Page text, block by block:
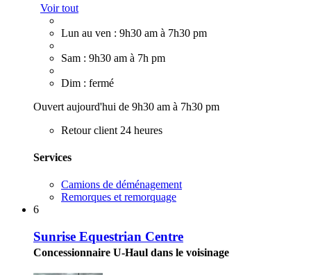
Voir tout
Lun au ven : 9h30 am à 7h30 pm
Sam : 9h30 am à 7h pm
Dim : fermé
Ouvert aujourd'hui de 9h30 am à 7h30 pm
Retour client 24 heures
Services
Camions de déménagement
Remorques et remorquage
6
Sunrise Equestrian Centre
Concessionnaire U-Haul dans le voisinage